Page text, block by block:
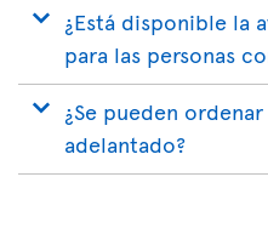
¿Está disponible la
para las personas
¿Se pueden
adelantado?